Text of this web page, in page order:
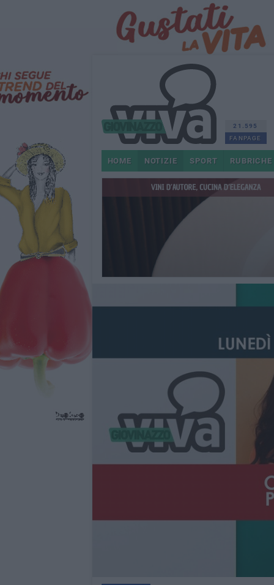
21.595
FANPAGE
HOME NOTIZIE SPORT RUBRICHE